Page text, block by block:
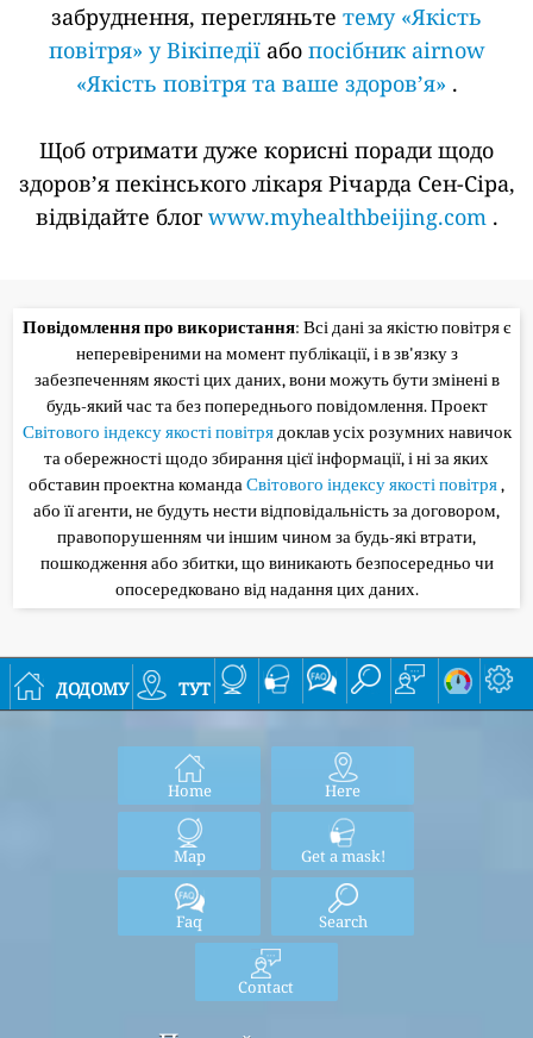
забруднення, перегляньте тему «Якість
повітря» у Вікіпедіїабо посібник airnow
«Якість повітря та ваше здоров’я» .
Щоб отримати дуже корисні поради щодо
здоров’я пекінського лікаря Річарда Сен-Сіра,
відвідайте блог www.myhealthbeijing.com.
Повідомлення про використання: Всі дані за якістю повітря є
неперевіреними на момент публікації, і в зв'язку з
забезпеченням якості цих даних, вони можуть бути змінені в
будь-який час та без попереднього повідомлення. Проект
Світового індексу якості повітрядоклав усіх розумних навичок
та обережності щодо збирання цієї інформації, і ні за яких
обставин проектна командаСвітового індексу якості повітря,
або її агенти, не будуть нести відповідальність за договором,
правопорушенням чи іншим чином за будь-які втрати,
пошкодження або збитки, що виникають безпосередньо чи
опосередковано від надання цих даних.
додому тут
Home Here
Map Get a mask!
Faq Search
Contact